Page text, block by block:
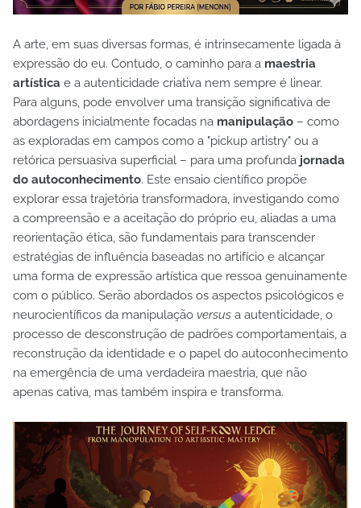
A arte, em suas diversas formas, é intrinsecamente ligada à
expressão do eu. Contudo, o caminho para a maestria
artística e a autenticidade criativa nem sempre é linear.
Para alguns, pode envolver uma transição significativa de
abordagens inicialmente focadas na manipulação – como
as exploradas em campos como a "pickup artistry" ou a
retórica persuasiva superficial – para uma profunda jornada
do autoconhecimento. Este ensaio científico propõe
explorar essa trajetória transformadora, investigando como
a compreensão e a aceitação do próprio eu, aliadas a uma
reorientação ética, são fundamentais para transcender
estratégias de influência baseadas no artifício e alcançar
uma forma de expressão artística que ressoa genuinamente
com o público. Serão abordados os aspectos psicológicos e
neurocientíficos da manipulação versus a autenticidade, o
processo de desconstrução de padrões comportamentais, a
reconstrução da identidade e o papel do autoconhecimento
na emergência de uma verdadeira maestria, que não
apenas cativa, mas também inspira e transforma.